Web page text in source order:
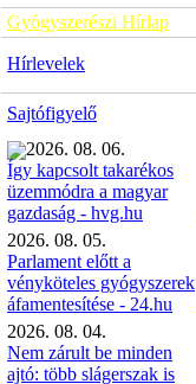
Gyógyszerészi Hírlap
Hírlevelek
Sajtófigyelő
2026. 08. 06.
Így kapcsolt takarékos
üzemmódra a magyar
gazdaság - hvg.hu
2026. 08. 05.
Parlament előtt a
vényköteles gyógyszerek
áfamentesítése - 24.hu
2026. 08. 04.
Nem zárult be minden
ajtó: több slágerszak is